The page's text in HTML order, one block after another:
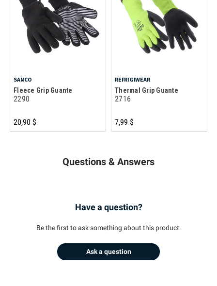
SAMCO
Fleece Grip Guante
2290
20,90 $
REFRIGIWEAR
Thermal Grip Guante
2716
7,99 $
Questions & Answers
Have a question?
Be the first to ask something about this product.
Ask a question